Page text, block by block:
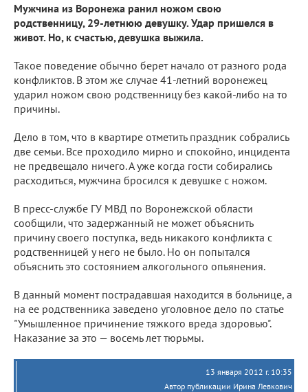
Мужчина из Воронежа ранил ножом свою
родственницу, 29-летнюю девушку. Удар пришелся в
живот. Но, к счастью, девушка выжила.
Такое поведение обычно берет начало от разного рода
конфликтов. В этом же случае 41-летний воронежец
ударил ножом свою родственницу без какой-либо на то
причины.
Дело в том, что в квартире отметить праздник собрались
две семьи. Все проходило мирно и спокойно, инцидента
не предвещало ничего. А уже когда гости собирались
расходиться, мужчина бросился к девушке с ножом.
В пресс-службе ГУ МВД по Воронежской области
сообщили, что задержанный не может объяснить
причину своего поступка, ведь никакого конфликта с
родственницей у него не было. Но он попытался
объяснить это состоянием алкогольного опьянения.
В данный момент пострадавшая находится в больнице, а
на ее родственника заведено уголовное дело по статье
"Умышленное причинение тяжкого вреда здоровью".
Наказание за это — восемь лет тюрьмы.
13 января 2012 г. 10:35
Автор публикации Ирина Левкович